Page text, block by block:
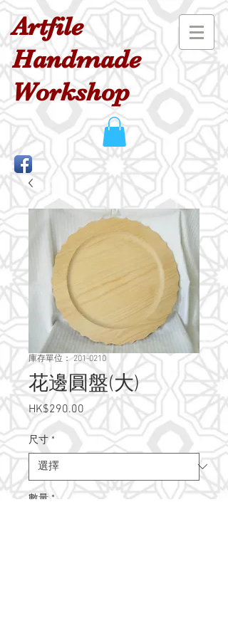
Artfile
Handmade
Workshop
庫存單位： 201-0210
花邊圓盤(大)
HK$290.00價
格
尺寸 *
數量 *